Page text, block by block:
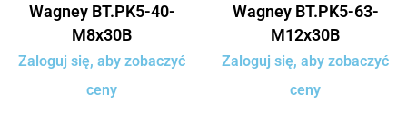
Wagney BT.PK5-40-
M8x30B
Zaloguj się, aby zobaczyć
ceny
Wagney BT.PK5-63-
M12x30B
Zaloguj się, aby zobaczyć
ceny